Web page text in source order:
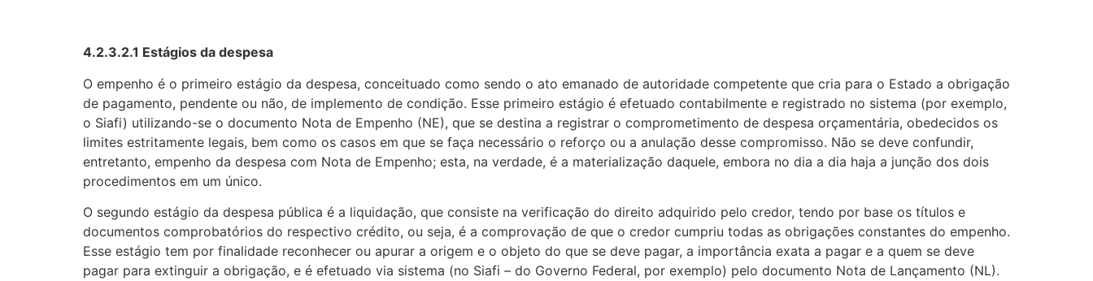
4.2.3.2.1 Estágios da despesa
O empenho é o primeiro estágio da despesa, conceituado como sendo o ato emanado de autoridade competente que cria para o Estado a obrigação
de pagamento, pendente ou não, de implemento de condição. Esse primeiro estágio é efetuado contabilmente e registrado no sistema (por exemplo,
o Siafi) utilizando-se o documento Nota de Empenho (NE), que se destina a registrar o comprometimento de despesa orçamentária, obedecidos os
limites estritamente legais, bem como os casos em que se faça necessário o reforço ou a anulação desse compromisso. Não se deve confundir,
entretanto, empenho da despesa com Nota de Empenho; esta, na verdade, é a materialização daquele, embora no dia a dia haja a junção dos dois
procedimentos em um único.
O segundo estágio da despesa pública é a liquidação, que consiste na verificação do direito adquirido pelo credor, tendo por base os títulos e
documentos comprobatórios do respectivo crédito, ou seja, é a comprovação de que o credor cumpriu todas as obrigações constantes do empenho.
Esse estágio tem por finalidade reconhecer ou apurar a origem e o objeto do que se deve pagar, a importância exata a pagar e a quem se deve
pagar para extinguir a obrigação, e é efetuado via sistema (no Siafi – do Governo Federal, por exemplo) pelo documento Nota de Lançamento (NL).